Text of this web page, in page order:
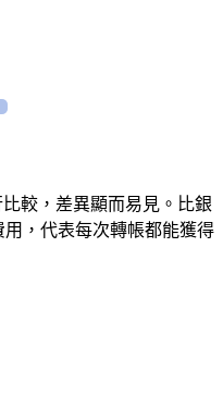
較，差異顯而易見。比銀
，代表每次轉帳都能獲得